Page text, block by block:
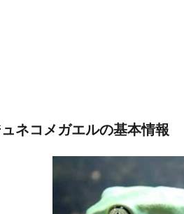
ネコメガエルの基本情報